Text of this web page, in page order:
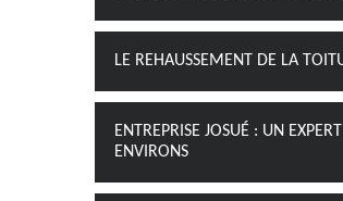
LE REHAUSSEMENT DE LA
ENTREPRISE JOSUÉ : UN
ENVIRONS